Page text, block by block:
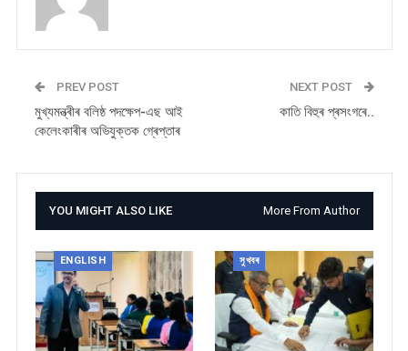
PREV POST
মুখ্যমন্ত্ৰীৰ বলিষ্ঠ পদক্ষেপ-এছ আই
কেলেংকাৰীৰ অভিযুক্তক গ্ৰেপ্তাৰ
NEXT POST
কাতি বিহুৰ প্ৰসংগৰে..
YOU MIGHT ALSO LIKE More From Author
ENGLISH সুখবৰ